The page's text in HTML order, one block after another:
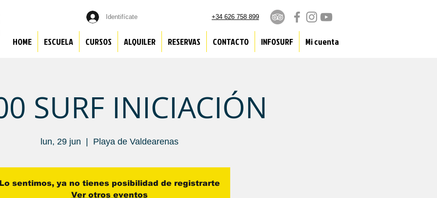
Identifícate +34 626 758 899
HOME ESCUELA CURSOS ALQUILER RESERVAS CONTACTO INFOSURF Mi cuenta
SURF INICIACIÓN
lun, 29 jun Playa de Valdearenas
sentimos, ya no tienes posibilidad de registrarte
Ver otros eventos